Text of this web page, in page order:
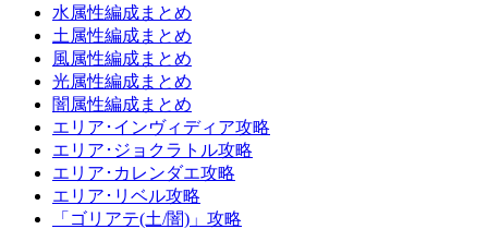
水属性編成まとめ
土属性編成まとめ
風属性編成まとめ
光属性編成まとめ
闇属性編成まとめ
エリア･インヴィディア攻略
エリア･ジョクラトル攻略
エリア･カレンダエ攻略
エリア･リベル攻略
「ゴリアテ(土/闇)」攻略